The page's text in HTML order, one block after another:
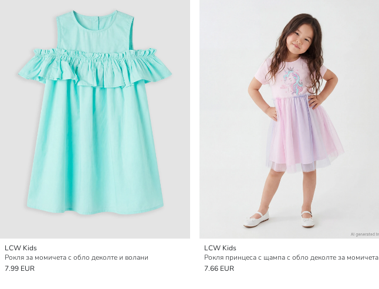
LCW Kids
Рокля за момичета с обло деколте и волани
7.99 EUR
LCW Kids
Рокля принцеса с щампа с обло деколте за момичета
7.66 EUR